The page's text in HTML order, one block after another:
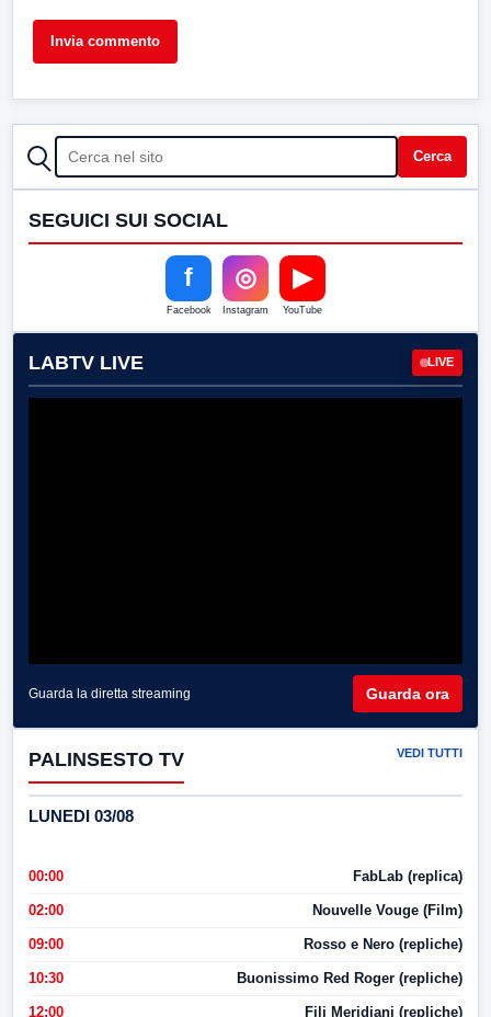
CERCA Cerca
SEGUICI SUI SOCIAL
f
Facebook
◎
Instagram
▶
YouTube
LABTV LIVE LIVE
Guarda la diretta streaming Guarda ora
PALINSESTO TV VEDI TUTTI
LUNEDI 03/08
00:00 FabLab (replica)
02:00 Nouvelle Vouge (Film)
09:00 Rosso e Nero (repliche)
10:30 Buonissimo Red Roger (repliche)
12:00 Fili Meridiani (repliche)